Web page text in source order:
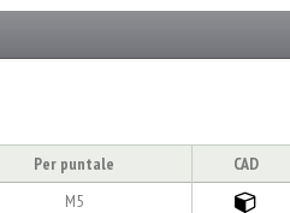
Per puntale
CAD
M5